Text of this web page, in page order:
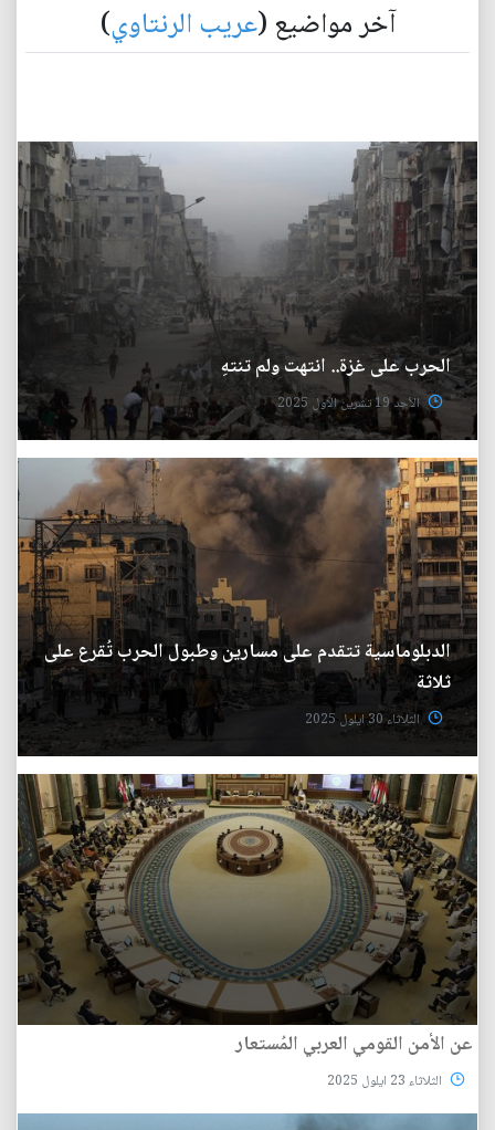
آخر مواضيع (عريب الرنتاوي)
الحرب على غزة.. انتهت ولم تنتهِ
الأحد 19 تشرين الاول 2025
الدبلوماسية تتقدم على مسارين وطبول الحرب تُقرع على
ثلاثة
الثلاثاء 30 ايلول 2025
عن الأمن القومي العربي المُستعار
الثلاثاء 23 ايلول 2025